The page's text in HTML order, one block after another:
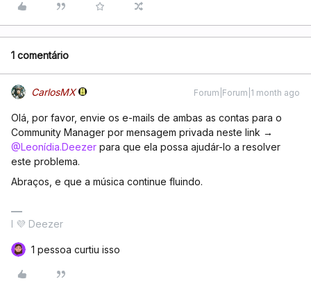
1 comentário
CarlosMX Forum|Forum|1 month ago
Olá, por favor, envie os e-mails de ambas as contas para o
Community Manager por mensagem privada neste link → ​
@Leonídia.Deezer para que ela possa ajudár-lo a resolver
este problema.
Abraços, e que a música continue fluindo.
I 💜 Deezer
1 pessoa curtiu isso